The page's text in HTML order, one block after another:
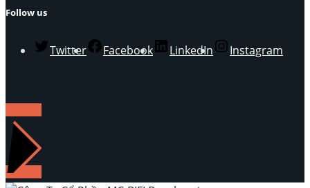
Follow us
Twitter Facebook LinkedIn Instagram